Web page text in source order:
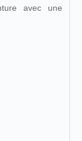
avec une